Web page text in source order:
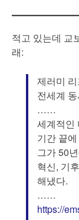
적고 있는데 교
래:
제러미
전세계
……
세계적인
기간 끝에
그가 50
혁신, 기
해냈다.
……
https://